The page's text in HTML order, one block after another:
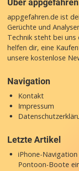
Über
appgefahren.de ist
Gerüchte und
Technik steht bei uns
helfen dir, eine
unsere kostenlose
Navigation
Kontakt
Impressum
Letzte Artikel
iPhone-Navigation
Pontoon-Boote